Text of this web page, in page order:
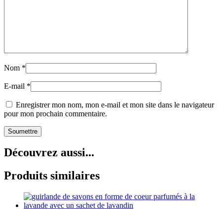
Nom *
E-mail *
Enregistrer mon nom, mon e-mail et mon site dans le navigateur
pour mon prochain commentaire.
Découvrez aussi...
Produits similaires